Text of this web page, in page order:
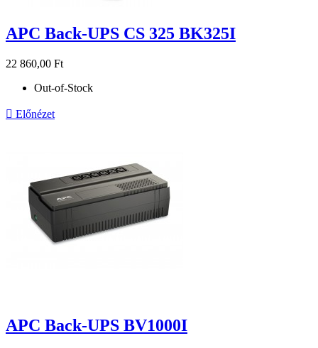
APC Back-UPS CS 325 BK325I
22 860,00 Ft
Out-of-Stock
 Előnézet
APC Back-UPS BV1000I